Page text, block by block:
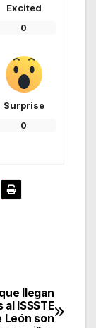
Excited
0
Surprise
0
llegan
ISSSTE
León son